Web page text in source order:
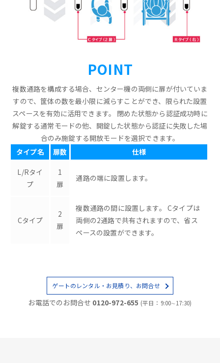
POINT
複数通路を構成する場合、センター機の両側に扉が付いていま
すので、筐体の数を最小限に減らすことができ、限られた設置
スペースを有効に活用できます。 閉めた状態から認証成功時に
解錠する通常モードの他、開錠した状態から認証に失敗した場
合のみ施錠する開放モードを選択できます。
タイプ名
扉数 仕様
L/Rタイ
プ
1
扉
通路の端に設置します。
Cタイプ
2
扉
複数通路の間に設置します。 Cタイプは
両側の2通路で共有されますので、省ス
ペースの設置ができます。
ゲートのレンタル・お見積り、お問合せ
お電話でのお問合せ 0120-972-655 (平日：9:00∼17:30)